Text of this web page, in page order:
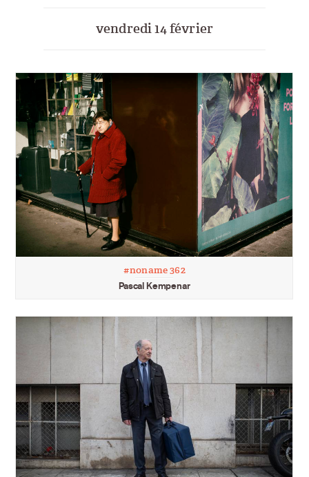
vendredi 14 février
#noname 362
Pascal Kempenar